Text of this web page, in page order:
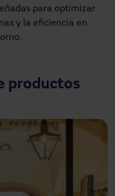
para optimizar
y la eficiencia en
productos